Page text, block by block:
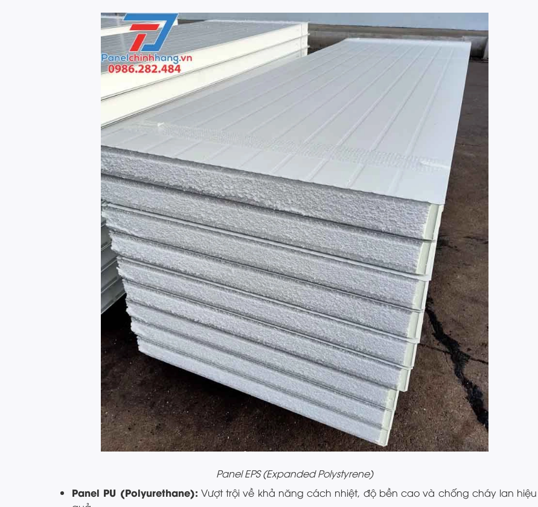
Panel EPS (Expanded Polystyrene)
Panel PU (Polyurethane): Vượt trội về khả năng cách nhiệt, độ bền cao và chống cháy lan hiệu